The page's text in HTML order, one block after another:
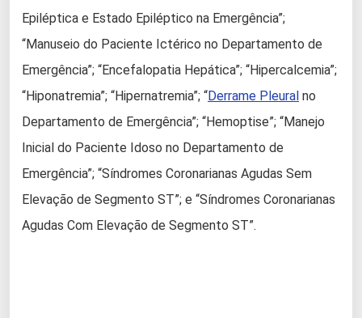
Epiléptica e Estado Epiléptico na Emergência”;
“Manuseio do Paciente Ictérico no Departamento de
Emergência”; “Encefalopatia Hepática”; “Hipercalcemia”;
“Hiponatremia”; “Hipernatremia”; “Derrame Pleural no
Departamento de Emergência”; “Hemoptise”; “Manejo
Inicial do Paciente Idoso no Departamento de
Emergência”; “Síndromes Coronarianas Agudas Sem
Elevação de Segmento ST”; e “Síndromes Coronarianas
Agudas Com Elevação de Segmento ST”.